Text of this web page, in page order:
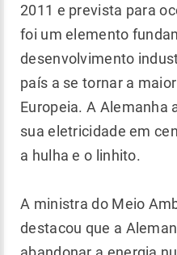
2011 e prevista para
foi um elemento
desenvolvimento
país a se tornar a
Europeia. A Alemanha
sua eletricidade em
a hulha e o linhito.
A ministra do Meio
destacou que a